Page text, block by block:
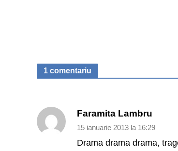
1 comentariu
Faramita Lambru
15 ianuarie 2013 la 16:29
Drama drama drama,